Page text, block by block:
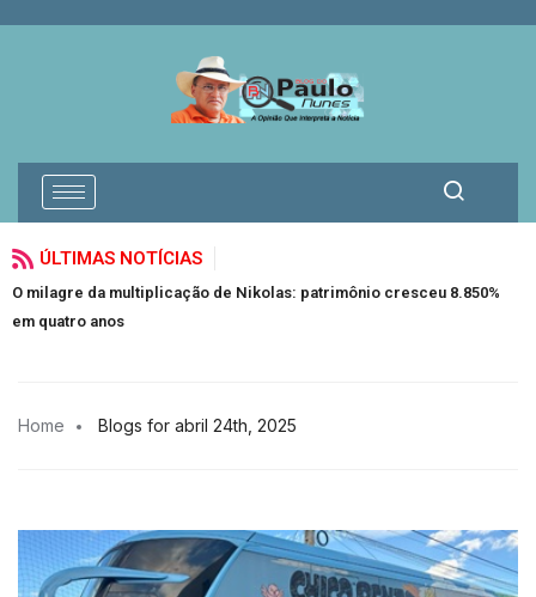
ÚLTIMAS NOTÍCIAS
O milagre da multiplicação de Nikolas: patrimônio cresceu 8.850%
em quatro anos
Home Blogs for abril 24th, 2025